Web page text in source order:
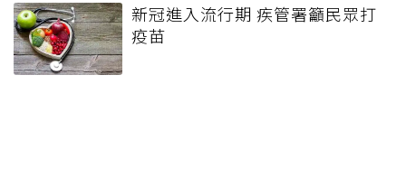
新冠進入流行期 疾管署籲民眾打
疫苗